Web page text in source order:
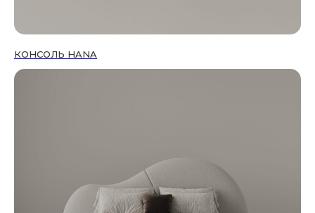
КОНСОЛЬ HANA